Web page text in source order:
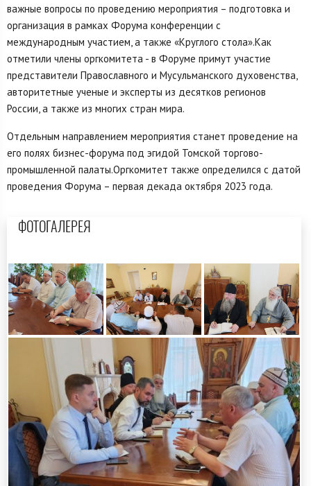
важные вопросы по проведению мероприятия – подготовка и
организация в рамках Форума конференции с
международным участием, а также «Круглого стола».Как
отметили члены оргкомитета - в Форуме примут участие
представители Православного и Мусульманского духовенства,
авторитетные ученые и эксперты из десятков регионов
России, а также из многих стран мира.
Отдельным направлением мероприятия станет проведение на
его полях бизнес-форума под эгидой Томской торгово-
промышленной палаты.Оргкомитет также определился с датой
проведения Форума – первая декада октября 2023 года.
ФОТОГАЛЕРЕЯ